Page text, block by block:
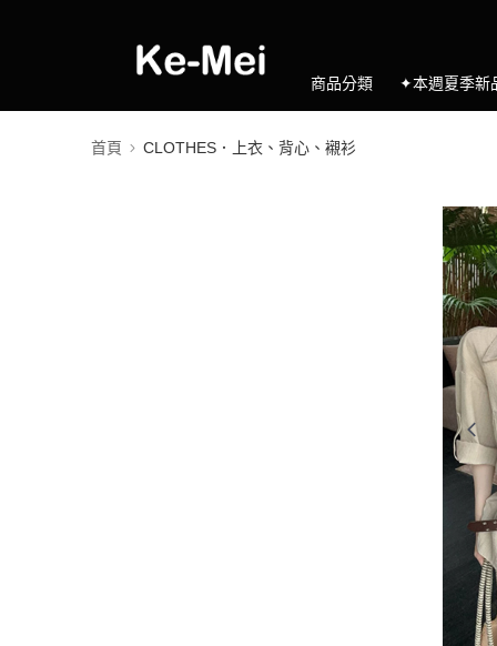
商品分類 ✦本週夏季新
首頁 CLOTHES．上衣、背心、襯衫